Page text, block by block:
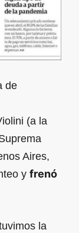
de
(a la
Aires,
y frenó
la